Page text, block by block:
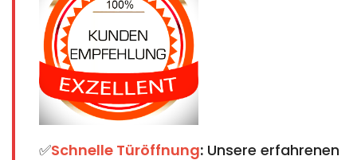
✅Schnelle Türöffnung: Unsere erfahrenen